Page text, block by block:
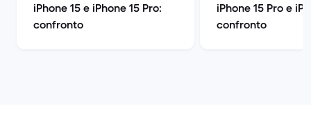
iPhone 15 e iPhone 15 Pro:
confronto
iPhone 15 Pro e
confronto